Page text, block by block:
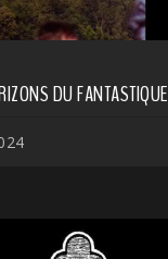
DU FANTASTIQUE